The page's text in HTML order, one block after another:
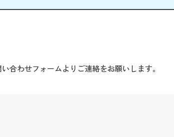
合わせフォームよりご連絡をお願いします。